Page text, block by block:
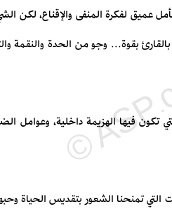
عميق لفكرة المنفى والإقناع،
بقوة... وجو من الحدة والنقمة
تكون فيها الهزيمة داخلية، وعوامل
تمنحنا الشعور بتقديس الحياة